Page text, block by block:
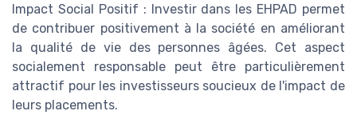
Impact Social Positif : Investir dans les EHPAD permet
de contribuer positivement à la société en améliorant
la qualité de vie des personnes âgées. Cet aspect
socialement responsable peut être particulièrement
attractif pour les investisseurs soucieux de l'impact de
leurs placements.